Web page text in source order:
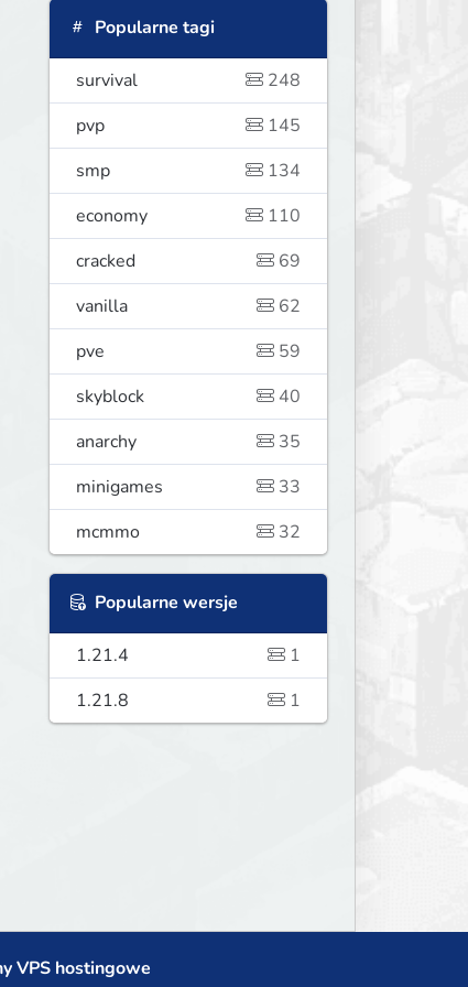
Popularne tagi
survival
248
pvp
145
smp
134
economy
110
cracked
69
vanilla
62
pve
59
skyblock
40
anarchy
35
minigames
33
mcmmo
32
Popularne wersje
1.21.4
1
1.21.8
1
VPS hostingowe